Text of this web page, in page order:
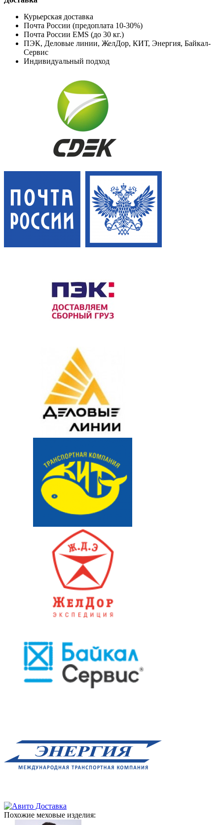
Курьерская доставка
Почта России (предоплата 10-30%)
Почта России EMS (до 30 кг.)
ПЭК, Деловые линии, ЖелДор, КИТ, Энергия, Байкал-
Сервис
Индивидуальный подход
Похожие меховые изделия: